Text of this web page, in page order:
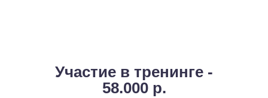
Участие в тренинге -
58.000 р.